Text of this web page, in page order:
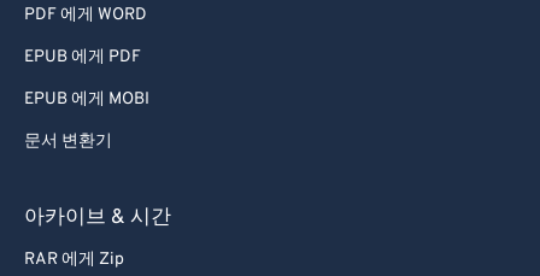
PDF 에게 WORD
EPUB 에게 PDF
EPUB 에게 MOBI
문서 변환기
아카이브 & 시간
RAR 에게 Zip